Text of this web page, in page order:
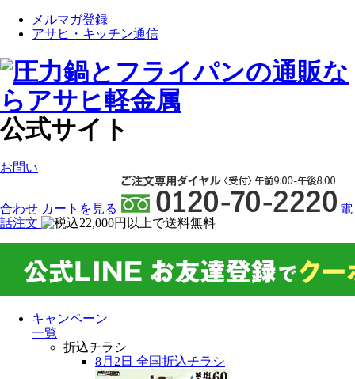
メルマガ登録
アサヒ・キッチン通信
公式サイト
お問い
合わせ カート を見る
電
話注文
キャンペーン
一覧
折込チラシ
8月2日 全国折込チラシ